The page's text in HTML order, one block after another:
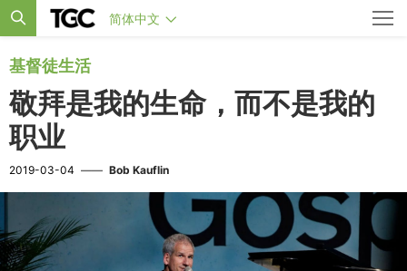
简体中文
基督徒生活
敬拜是我的生命，而不是我的
职业
2019-03-04 —— Bob Kauflin